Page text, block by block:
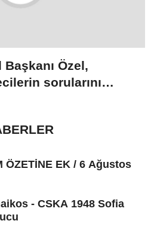
Özel,
sorularını
ÖZETİNE EK / 6 Ağustos
- CSKA 1948 Sofia